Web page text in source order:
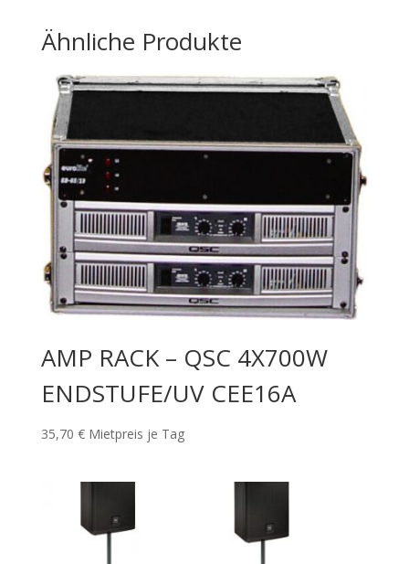
Ähnliche Produkte
AMP RACK – QSC 4X700W
ENDSTUFE/UV CEE16A
35,70 € Mietpreis je Tag